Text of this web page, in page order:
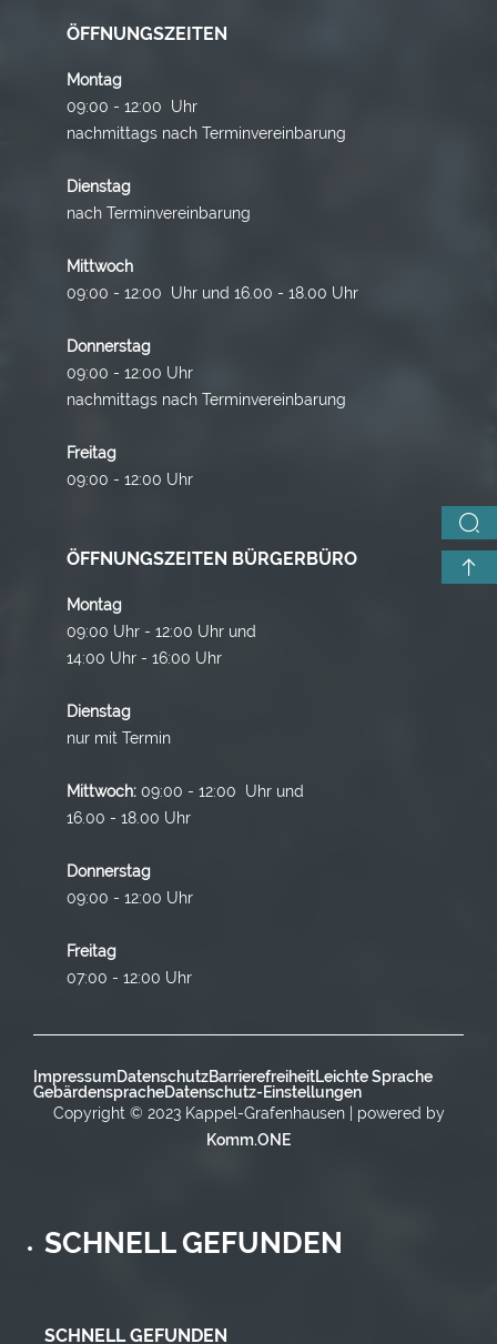
ÖFFNUNGSZEITEN
Montag
09:00 - 12:00 Uhr
nachmittags nach Terminvereinbarung
Dienstag
nach Terminvereinbarung
Mittwoch
09:00 - 12:00 Uhr und 16.00 - 18.00 Uhr
Donnerstag
09:00 - 12:00 Uhr
nachmittags nach Terminvereinbarung
Freitag
09:00 - 12:00 Uhr
ÖFFNUNGSZEITEN BÜRGERBÜRO
Montag
09:00 Uhr - 12:00 Uhr und
14:00 Uhr - 16:00 Uhr
Dienstag
nur mit Termin
Mittwoch: 09:00 - 12:00 Uhr und
16.00 - 18.00 Uhr
Donnerstag
09:00 - 12:00 Uhr
Freitag
07:00 - 12:00 Uhr
ImpressumDatenschutzBarrierefreiheitLeichte Sprache
GebärdenspracheDatenschutz-Einstellungen
Copyright © 2023 Kappel-Grafenhausen | powered by
Komm.ONE
SCHNELL GEFUNDEN
SCHNELL GEFUNDEN